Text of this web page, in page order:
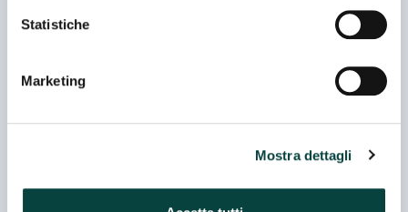
Statistiche
Marketing
Mostra dettagli
BOSCH REXROTH SPA